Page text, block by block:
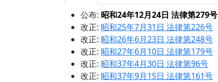
公布: 昭和24年12月24日 法律第279号
改正: 昭和25年7月31日 法律第226号
改正: 昭和26年6月23日 法律第248号
改正: 昭和27年6月10日 法律第179号
改正: 昭和37年4月30日 法律第96号
改正: 昭和37年9月15日 法律第161号